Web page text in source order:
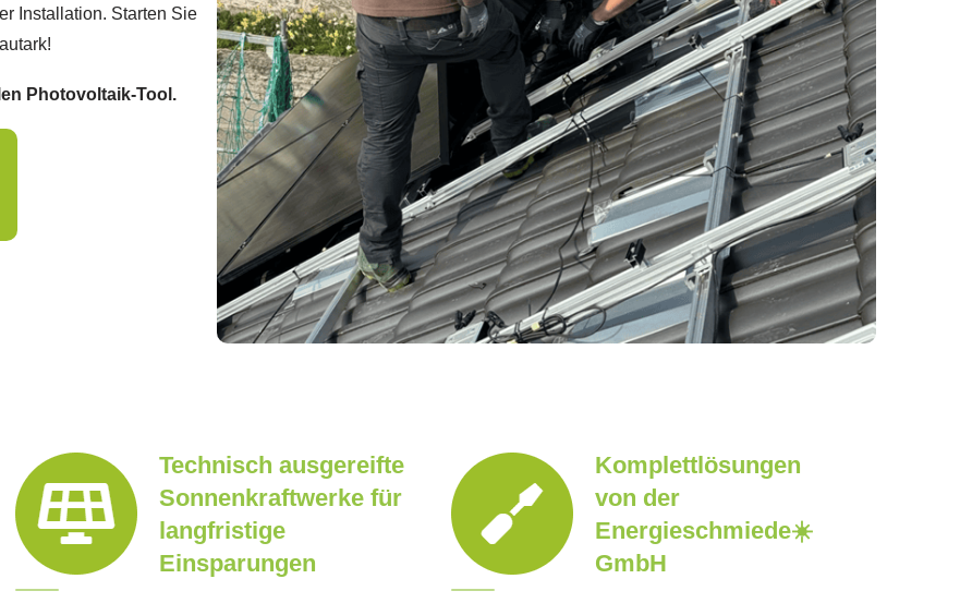
Installation. Starten Sie
Photovoltaik-Tool.
Technisch ausgereifte
Sonnenkraftwerke für
langfristige
Einsparungen
Komplettlösungen
von der
Energieschmiede☀️
GmbH